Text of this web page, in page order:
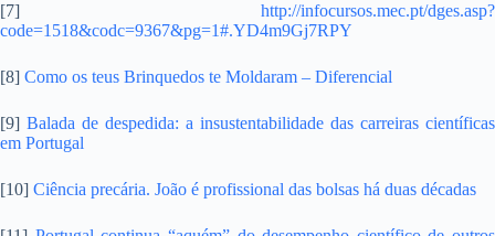
[7] http://infocursos.mec.pt/dges.asp?
code=1518&codc=9367&pg=1#.YD4m9Gj7RPY
[8] Como os teus Brinquedos te Moldaram – Diferencial
[9] Balada de despedida: a insustentabilidade das carreiras científicas
em Portugal
[10] Ciência precária. João é profissional das bolsas há duas décadas